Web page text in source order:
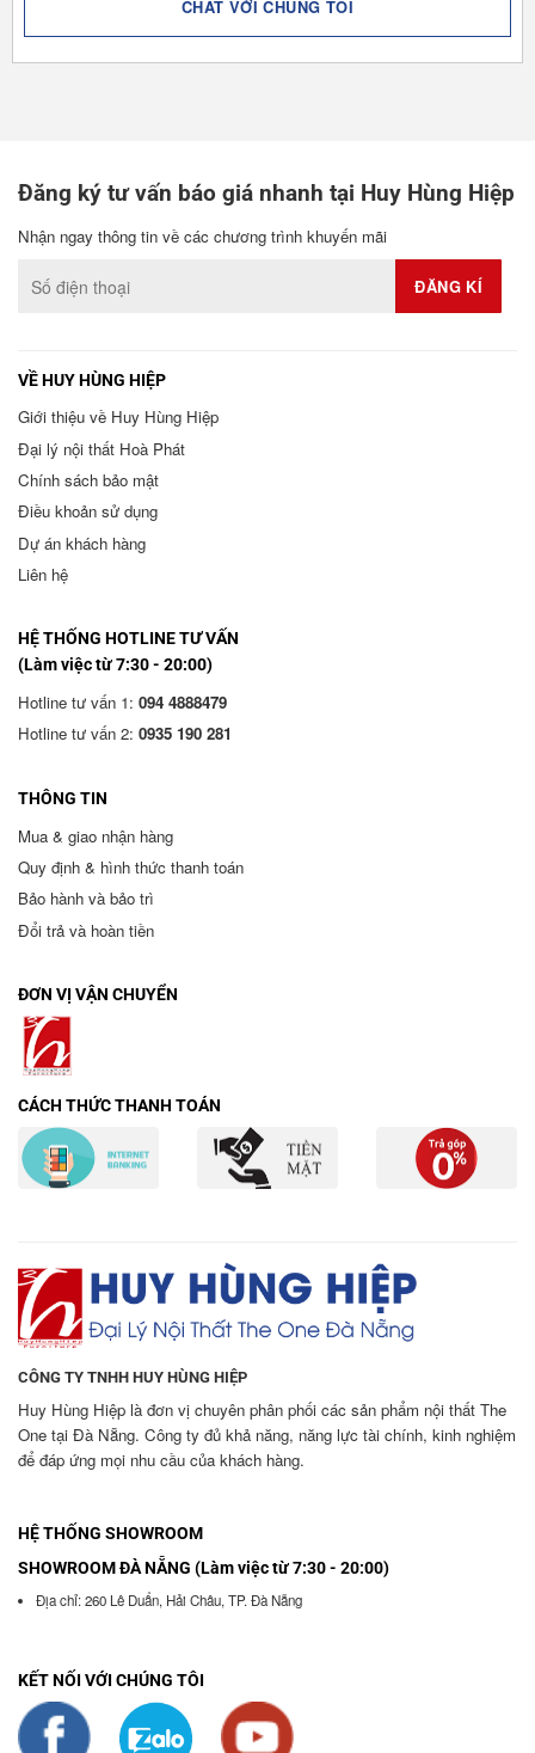
CHAT VỚI CHÚNG TÔI
Đăng ký tư vấn báo giá nhanh tại Huy Hùng Hiệp
Nhận ngay thông tin về các chương trình khuyến mãi
VỀ HUY HÙNG HIỆP
Giới thiệu về Huy Hùng Hiệp
Đại lý nội thất Hoà Phát
Chính sách bảo mật
Điều khoản sử dụng
Dự án khách hàng
Liên hệ
HỆ THỐNG HOTLINE TƯ VẤN
(Làm việc từ 7:30 - 20:00)
Hotline tư vấn 1: 094 4888479
Hotline tư vấn 2: 0935 190 281
THÔNG TIN
Mua & giao nhận hàng
Quy định & hình thức thanh toán
Bảo hành và bảo trì
Đổi trả và hoàn tiền
ĐƠN VỊ VẬN CHUYỂN
CÁCH THỨC THANH TOÁN
CÔNG TY TNHH HUY HÙNG HIỆP
Huy Hùng Hiệp là đơn vị chuyên phân phối các sản phẩm nội thất The
One tại Đà Nẵng. Công ty đủ khả năng, năng lực tài chính, kinh nghiệm
để đáp ứng mọi nhu cầu của khách hàng.
HỆ THỐNG SHOWROOM
SHOWROOM ĐÀ NẴNG (Làm việc từ 7:30 - 20:00)
Địa chỉ: 260 Lê Duẩn, Hải Châu, TP. Đà Nẵng
KẾT NỐI VỚI CHÚNG TÔI